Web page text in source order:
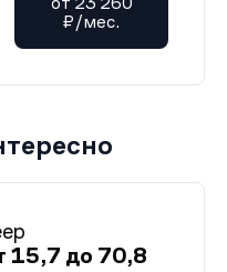
₽/мес.
15,7 до 70,8